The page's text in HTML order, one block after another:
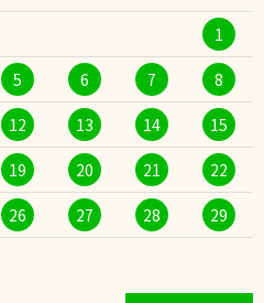
1
5 6 7 8
12 13 14 15
19 20 21 22
26 27 28 29